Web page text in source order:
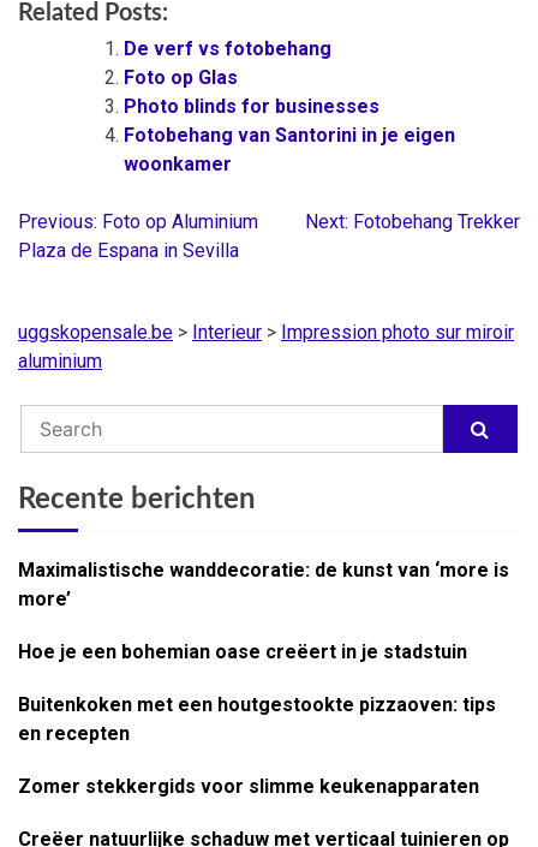
Related Posts:
De verf vs fotobehang
Foto op Glas
Photo blinds for businesses
Fotobehang van Santorini in je eigen
woonkamer
Berichtnavigatie
Previous: Foto op Aluminium
Plaza de Espana in ‪Sevilla‬
Next: Fotobehang Trekker
uggskopensale.be > Interieur > Impression photo sur miroir
aluminium
Recente berichten
Maximalistische wanddecoratie: de kunst van ‘more is
more’
Hoe je een bohemian oase creëert in je stadstuin
Buitenkoken met een houtgestookte pizzaoven: tips
en recepten
Zomer stekkergids voor slimme keukenapparaten
Creëer natuurlijke schaduw met verticaal tuinieren op